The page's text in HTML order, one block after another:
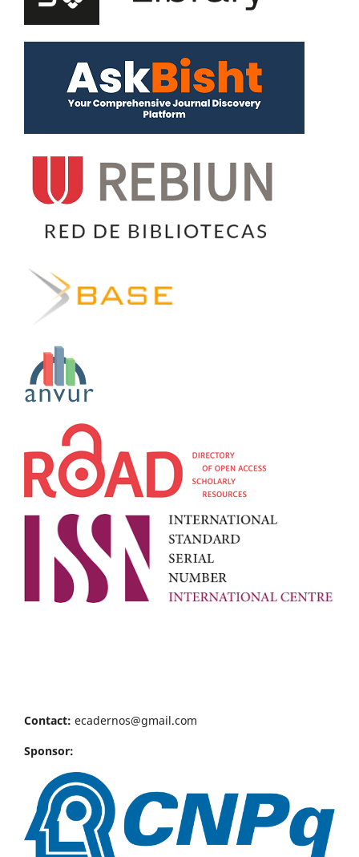
Contact: ecadernos@gmail.com
Sponsor: